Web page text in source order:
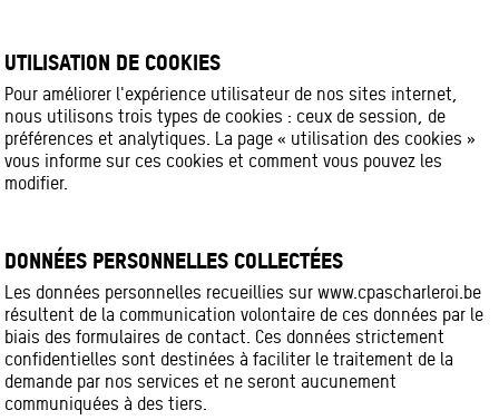
UTILISATION DE COOKIES
Pour améliorer l'expérience utilisateur de nos sites internet,
nous utilisons trois types de cookies : ceux de session, de
préférences et analytiques. La page « utilisation des cookies »
vous informe sur ces cookies et comment vous pouvez les
modifier.
DONNÉES PERSONNELLES COLLECTÉES
Les données personnelles recueillies sur www.cpascharleroi.be
résultent de la communication volontaire de ces données par le
biais des formulaires de contact. Ces données strictement
confidentielles sont destinées à faciliter le traitement de la
demande par nos services et ne seront aucunement
communiquées à des tiers.